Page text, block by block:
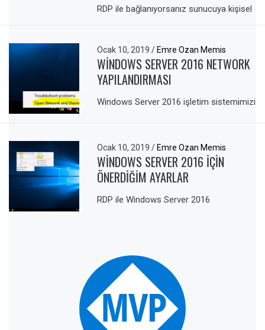
RDP ile bağlanıyorsanız sunucuya kişisel
Ocak 10, 2019/ Emre Ozan Memis
WINDOWS SERVER 2016 NETWORK
YAPILANDIRMASI
Windows Server 2016 işletim sistemimizi
Ocak 10, 2019/ Emre Ozan Memis
WINDOWS SERVER 2016 IÇIN
ÖNERDIĞIM AYARLAR
RDP ile Windows Server 2016